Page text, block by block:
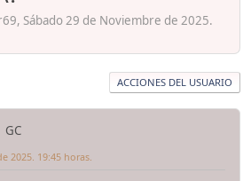
Sábado 29 de Noviembre de 2025.
ACCIONES DEL USUARIO
GC
2025. 19:45 horas.